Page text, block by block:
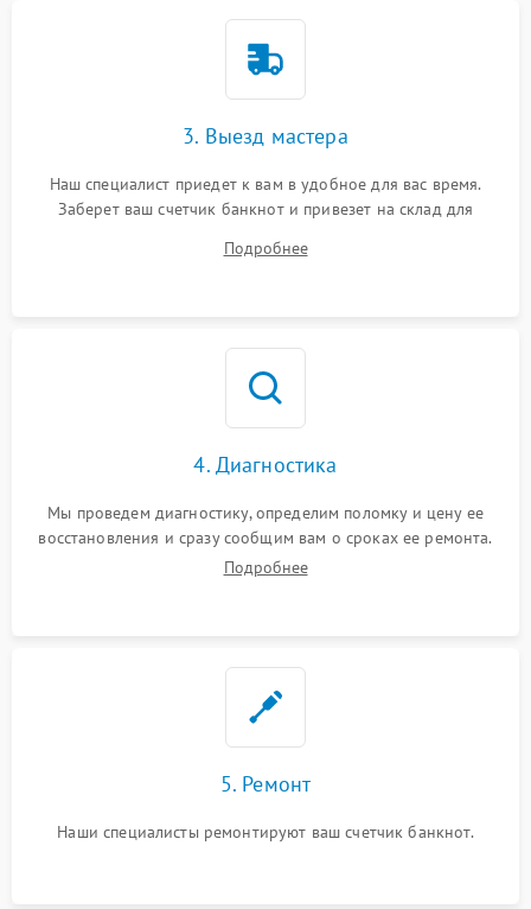
3. Выезд мастера
Наш специалист приедет к вам в удобное для вас время.
Заберет ваш счетчик банкнот и привезет на склад для
Подробнее
4. Диагностика
Мы проведем диагностику, определим поломку и цену ее
восстановления и сразу сообщим вам о сроках ее ремонта.
Подробнее
5. Ремонт
Наши специалисты ремонтируют ваш счетчик банкнот.